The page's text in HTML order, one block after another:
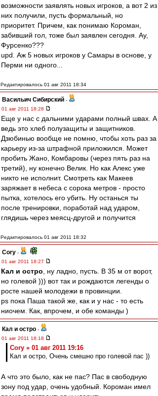
возможности заявлять новых игроков, а вот 2 из
них получили, пусть формальный, но
приоритет. Причем, как понимаю Короман,
забивший гол, тоже был заявлен сегодня. Ау,
Фурсенко???
upd. Аж 5 новых игроков у Самары в основе, у
Перми ни одного...
Редактировалось 01 авг 2011 18:34
Васильич Сибирский -
01 авг 2011 18:28
Еще у нас с дальними ударами полный швах. А
ведь это хлеб полузащиты и защитников.
Дзюбинью вообще не помню, чтобы хоть раз за
карьеру из-за штрафной приложился. Может
пробить Жано, Комбаровы (через пять раз на
третий), ну конечно Велик. Но как Алекс уже
никто не исполнит. Смотреть как Макеев
заряжает в небеса с сорока метров - просто
пытка, хотелось его убить. Ну останься ты
после тренировки, поработай над ударом,
глядишь через меясц-другой и получится
Редактировалось 01 авг 2011 18:32
Cory -
01 авг 2011 18:27
Кал и остро , ну ладно, пусть. В 35 м от ворот,
но голевой ))) вот так и рождаются легенды о
росте нашей молодежи в провинции.
ps пока Паша такой же, как и у нас - то есть
ниочем. Как, впрочем, и обе команды )
Кал и остро -
01 авг 2011 18:18
Cory » 01 авг 2011 19:16
Кал и остро, Очень смешно про голевой пас ))
А что это было, как не пас? Пас в свободную
зону под удар, очень удобный. Короман имел